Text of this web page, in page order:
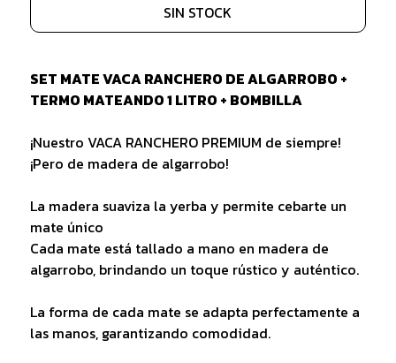
SIN STOCK
SET MATE VACA RANCHERO DE ALGARROBO +
TERMO MATEANDO 1 LITRO + BOMBILLA
¡Nuestro VACA RANCHERO PREMIUM de siempre!
¡Pero de madera de algarrobo!
La madera suaviza la yerba y permite cebarte un
mate único
Cada mate está tallado a mano en madera de
algarrobo, brindando un toque rústico y auténtico.
La forma de cada mate se adapta perfectamente a
las manos, garantizando comodidad.